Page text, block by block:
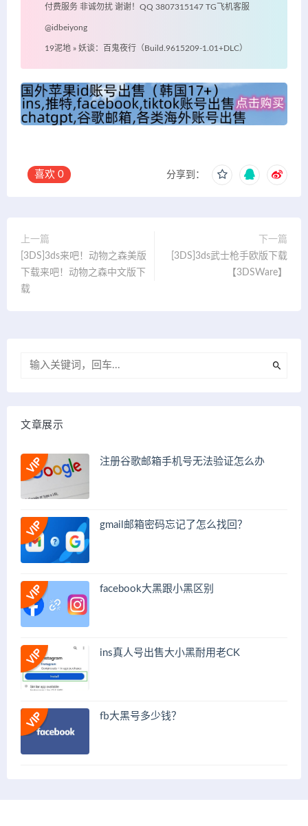
付费服务 非诚勿扰 谢谢！QQ 3807315147 TG飞机客服
@idbeiyong
19泥地 » 妖谈：百鬼夜行（Build.9615209-1.01+DLC）
喜欢 0 分享到：
上一篇
[3DS]3ds来吧！动物之森美版
下载来吧！动物之森中文版下
载
下一篇
[3DS]3ds武士枪手欧版下载
【3DSWare】
文章展示
注册谷歌邮箱手机号无法验证怎么办
gmail邮箱密码忘记了怎么找回？
facebook大黑跟小黑区别
ins真人号出售大小黑耐用老CK
fb大黑号多少钱？